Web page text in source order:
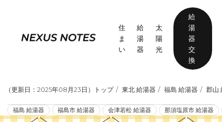
住
ま
い
給
湯
器
太
陽
光
給
湯
器
交
換
（更新日：2025年08月23日 ） トップ 東北 給湯器 福島 給湯器 郡山
福島 給湯器 福島市 給湯器 会津若松 給湯器 那須塩原市 給湯器